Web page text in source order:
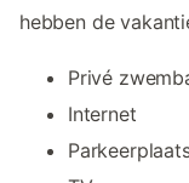
hebben de
Privé
Internet